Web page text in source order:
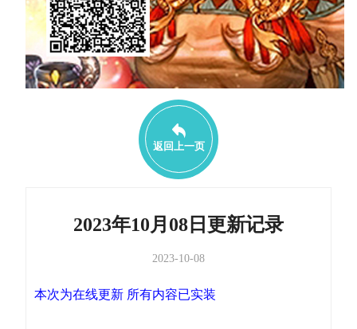
返回上一页
2023年10月08日更新记录
2023-10-08
本次为在线更新 所有内容已实装